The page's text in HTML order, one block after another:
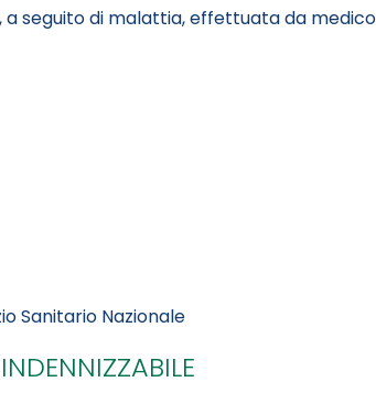
a seguito di malattia, effettuata da
Sanitario Nazionale